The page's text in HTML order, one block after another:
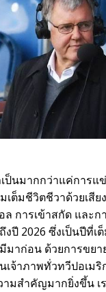
ป็นมากกว่าแค่การแ
ต็มชีวิตชีวาด้วยเสีย
การเข้าสกัด และก
งปี 2026 ซึ่งเป็นปีที่เ
มาก่อน ด้วยการขยา
เจ้าภาพทั่วทวีปอเม
ามสำคัญมากยิ่งขึ้น เ